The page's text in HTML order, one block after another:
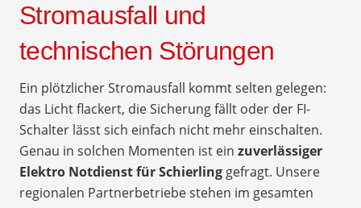
Stromausfall und
technischen Störungen
Ein plötzlicher Stromausfall kommt selten gelegen:
das Licht flackert, die Sicherung fällt oder der FI-
Schalter lässt sich einfach nicht mehr einschalten.
Genau in solchen Momenten ist ein zuverlässiger
Elektro Notdienst für Schierling gefragt. Unsere
regionalen Partnerbetriebe stehen im gesamten